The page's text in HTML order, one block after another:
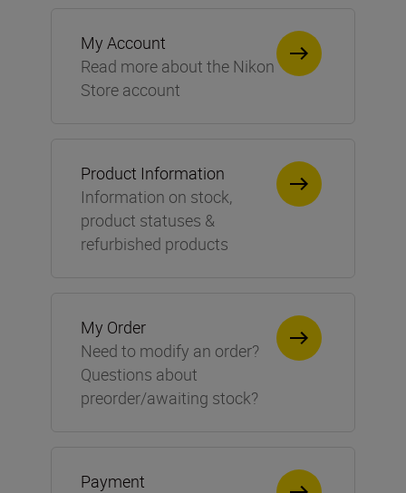
My Account
Read more about the Nikon
Store account
Product Information
Information on stock,
product statuses &
refurbished products
My Order
Need to modify an order?
Questions about
preorder/awaiting stock?
Payment